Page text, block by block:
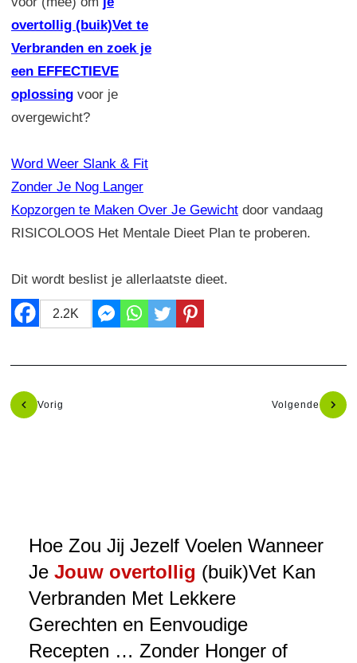
overtollig (buik)Vet te
Verbranden en zoek je
een EFFECTIEVE
oplossing voor je
overgewicht?
Word Weer Slank & Fit
Zonder Je Nog Langer
Kopzorgen te Maken Over Je Gewicht door vandaag
RISICOLOOS Het Mentale Dieet Plan te proberen.
Dit wordt beslist je allerlaatste dieet.
2.2K
Vorig Volgende
Hoe Zou Jij Jezelf Voelen Wanneer
Je Jouw overtollig (buik)Vet Kan
Verbranden Met Lekkere
Gerechten en Eenvoudige
Recepten … Zonder Honger of